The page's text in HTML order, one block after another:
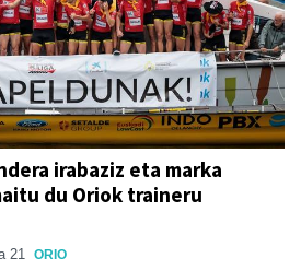
irabaziz eta marka
du Oriok traineru
21 ORIO